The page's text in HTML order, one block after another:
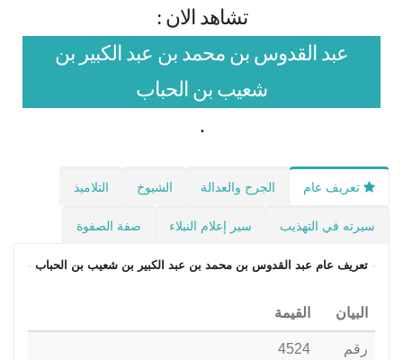
تشاهد الان :
عبد القدوس بن محمد بن عبد الكبير بن
شعيب بن الحباب
.
تعريف عام الجرح والعدالة الشيوخ التلاميذ
سيرته في التهذيب سير إعلام النبلاء صفة الصفوة
تعريف عام عبد القدوس بن محمد بن عبد الكبير بن شعيب بن الحباب
البيان القيمة
رقم
4524